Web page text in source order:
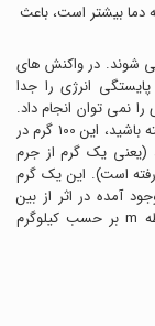
دما بیشتر است، باعث
شوند. در واکنش های
انرژی را جدا
نمی توان انجام داد.
به عنوان مثال، ممکن است 100 گرم ماده پرتوزا داشته باشید، این 100 گرم در
تولید کند (یعنی یک گرم از جرم
است). این یک گرم
آمده در اثر از بین
استفاده می شود. در این رابطه m بر حسب کیلوگرم